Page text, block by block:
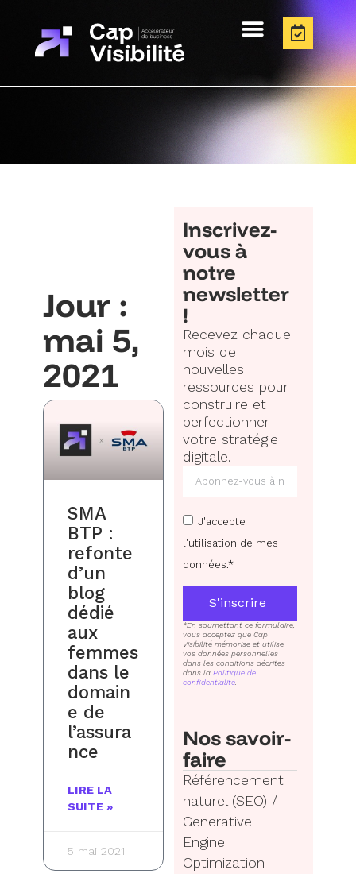
Jour :
mai 5,
2021
SMA
BTP :
refonte
d’un
blog
dédié
aux
femmes
dans le
domain
e de
l’assura
nce
LIRE LA
SUITE »
5 mai 2021
Inscrivez-
vous à
notre
newsletter
!
Recevez chaque
mois de
nouvelles
ressources pour
construire et
perfectionner
votre stratégie
digitale.
J'accepte
l'utilisation de mes
données.*
S'inscrire
*En soumettant ce formulaire,
vous acceptez que Cap
Visibilité mémorise et utilise
vos données personnelles
dans les conditions décrites
dans la Politique de
confidentialité.
Nos savoir-
faire
Référencement
naturel (SEO) /
Generative
Engine
Optimization